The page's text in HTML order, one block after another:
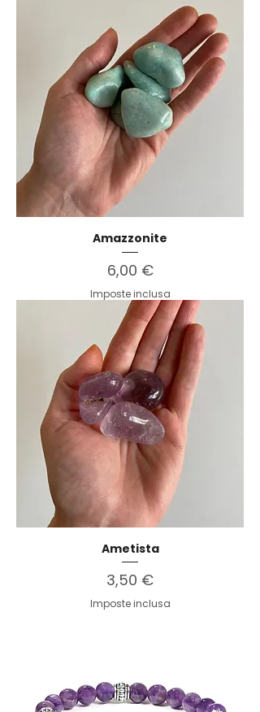
Amazzonite
Prezzo
6,00 €
Imposte inclusa
Ametista
Prezzo
3,50 €
Imposte inclusa